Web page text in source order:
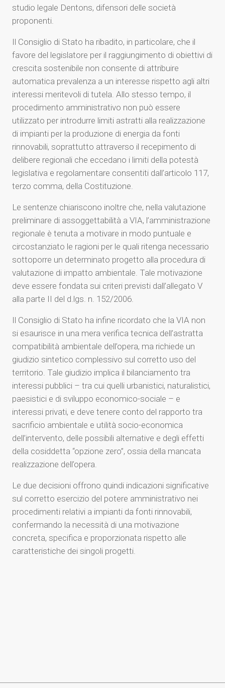
studio legale Dentons, difensori delle società
proponenti.
Il Consiglio di Stato ha ribadito, in particolare, che il
favore del legislatore per il raggiungimento di obiettivi di
crescita sostenibile non consente di attribuire
automatica prevalenza a un interesse rispetto agli altri
interessi meritevoli di tutela. Allo stesso tempo, il
procedimento amministrativo non può essere
utilizzato per introdurre limiti astratti alla realizzazione
di impianti per la produzione di energia da fonti
rinnovabili, soprattutto attraverso il recepimento di
delibere regionali che eccedano i limiti della potestà
legislativa e regolamentare consentiti dall’articolo 117,
terzo comma, della Costituzione.
Le sentenze chiariscono inoltre che, nella valutazione
preliminare di assoggettabilità a VIA, l’amministrazione
regionale è tenuta a motivare in modo puntuale e
circostanziato le ragioni per le quali ritenga necessario
sottoporre un determinato progetto alla procedura di
valutazione di impatto ambientale. Tale motivazione
deve essere fondata sui criteri previsti dall’allegato V
alla parte II del d.lgs. n. 152/2006.
Il Consiglio di Stato ha infine ricordato che la VIA non
si esaurisce in una mera verifica tecnica dell’astratta
compatibilità ambientale dell’opera, ma richiede un
giudizio sintetico complessivo sul corretto uso del
territorio. Tale giudizio implica il bilanciamento tra
interessi pubblici – tra cui quelli urbanistici, naturalistici,
paesistici e di sviluppo economico-sociale – e
interessi privati, e deve tenere conto del rapporto tra
sacrificio ambientale e utilità socio-economica
dell’intervento, delle possibili alternative e degli effetti
della cosiddetta “opzione zero”, ossia della mancata
realizzazione dell’opera.
Le due decisioni offrono quindi indicazioni significative
sul corretto esercizio del potere amministrativo nei
procedimenti relativi a impianti da fonti rinnovabili,
confermando la necessità di una motivazione
concreta, specifica e proporzionata rispetto alle
caratteristiche dei singoli progetti.